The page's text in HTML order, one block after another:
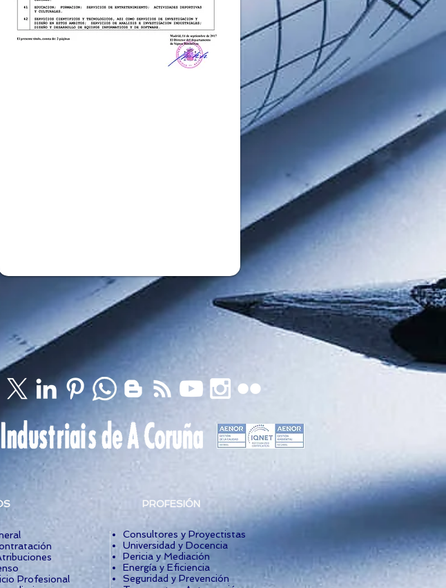
PROFESIÓN
Profesional
Consultores y Proyectistas
Universidad y Docencia
Pericia y Mediación
Energía y Eficiencia
Seguridad y Prevención